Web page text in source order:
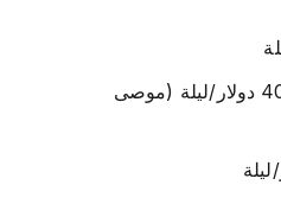
25-40 دولار/ليلة (موصى